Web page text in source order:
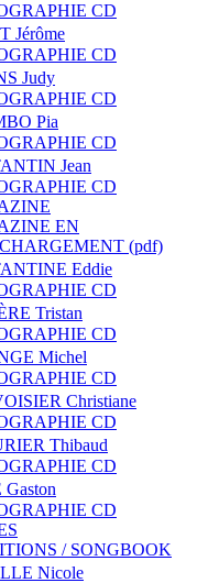
CD
Jérôme
CD
Judy
CD
Pia
CD
Jean
CD
EN
(pdf)
Eddie
CD
Tristan
CD
Michel
CD
Christiane
CD
Thibaud
CD
CD
/ SONGBOOK
Nicole